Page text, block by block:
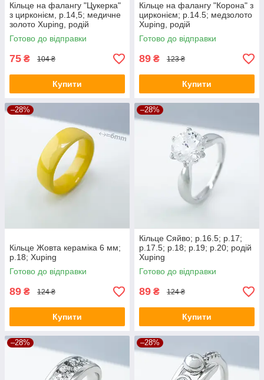
Кільце на фалангу "Цукерка"
з цирконієм, р.14,5; медичне
золото Xuping, родій
Готово до відправки
75 ₴ 104 ₴
Купити
Кільце на фалангу "Корона" з
цирконієм; р.14.5; медзолото
Xuping, родій
Готово до відправки
89 ₴ 123 ₴
Купити
–28%
Кільце Жовта кераміка 6 мм;
р.18; Xuping
Готово до відправки
89 ₴ 124 ₴
Купити
–28%
Кільце Сяйво; р.16.5; р.17;
р.17.5; р.18; р.19; р.20; родій
Xuping
Готово до відправки
89 ₴ 124 ₴
Купити
–28% –28%